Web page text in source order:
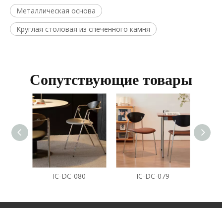
Металлическая основа
Круглая столовая из спеченного камня
Сопутствующие товары
IC-DC-080 IC-DC-079